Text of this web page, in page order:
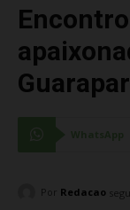
Por Redacao